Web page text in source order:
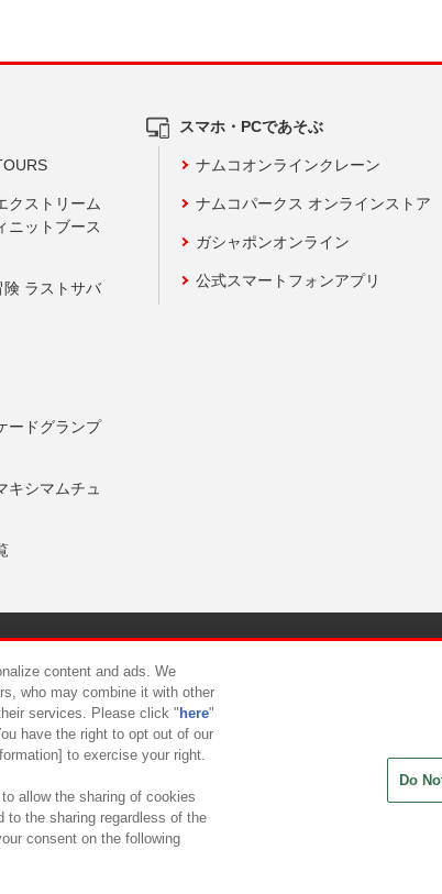
クストリーム
ニットブース
険 ラストサバ
ードグランプ
キシマムチュ
スマホ・PCであそぶ
ナムコオンラインクレーン
ナムコパークス オンラインストア
ガシャポンオンライン
公式スマートフォンアプリ
スタマーハラスメント対応方針
content and ads. We
who may combine it with other
services. Please click " here"
have the right to opt out of our
to exercise your right.
allow the sharing of cookies
to the sharing regardless of the
consent on the following
Do